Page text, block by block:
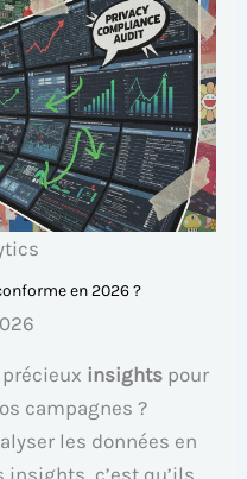
en 2026 ?
insights pour
campagnes ?
les données en